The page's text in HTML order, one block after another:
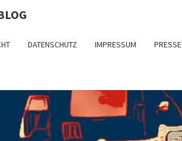
DATENSCHUTZ IMPRESSUM PRESSE